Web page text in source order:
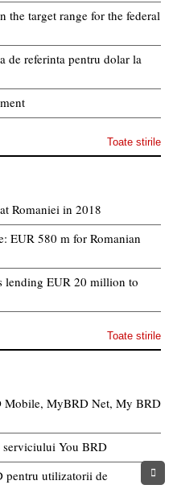
the target range for the federal
de referinta pentru dolar la
Toate stirile
Romaniei in 2018
EUR 580 m for Romanian
lending EUR 20 million to
Toate stirile
Mobile, MyBRD Net, My BRD
serviciului You BRD
pentru utilizatorii de